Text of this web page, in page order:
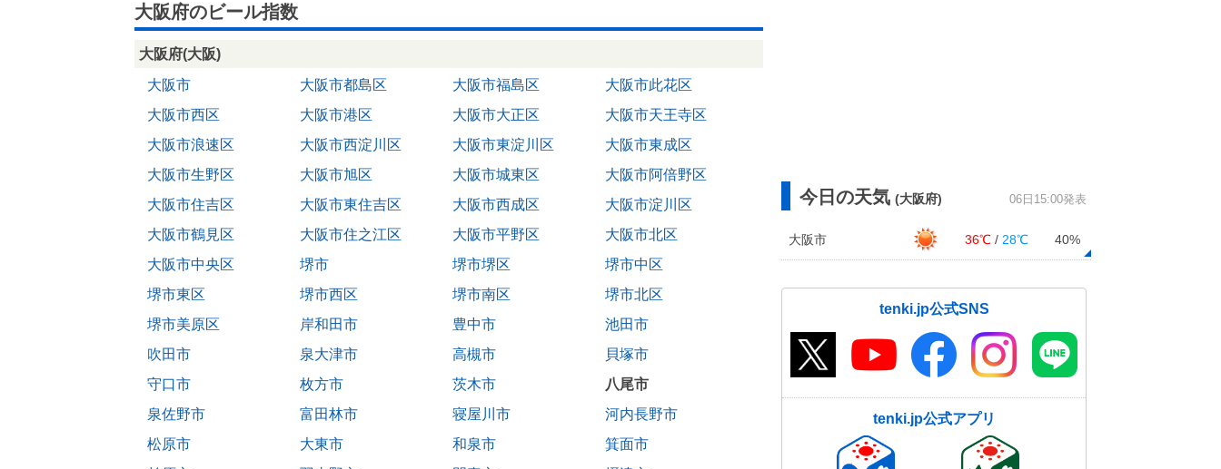
大阪府のビール指数
大阪府(大阪)
大阪市
大阪市都島区 大阪市福島区
大阪市此花区
大阪市西区
大阪市港区 大阪市大正区
大阪市天王寺区
大阪市浪速区
大阪市西淀川区 大阪市東淀川区
大阪市東成区
大阪市生野区
大阪市旭区 大阪市城東区
大阪市阿倍野区
大阪市住吉区
大阪市東住吉区 大阪市西成区
大阪市淀川区
大阪市鶴見区
大阪市住之江区 大阪市平野区
大阪市北区
大阪市中央区
堺市 堺市堺区
堺市中区
堺市東区
堺市西区 堺市南区
堺市北区
堺市美原区
岸和田市 豊中市
池田市
吹田市
泉大津市 高槻市
貝塚市
守口市
枚方市 茨木市
八尾市
泉佐野市
富田林市 寝屋川市
河内長野市
松原市
大東市 和泉市
箕面市
今日の天気 (大阪府) 06日15:00発表
大阪市 36℃ / 28℃ 40%
tenki.jp公式SNS
tenki.jp公式アプリ